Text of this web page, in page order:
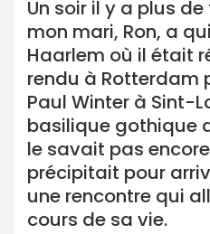
Un soir il y a plus
mon mari, Ron, a
Haarlem où il était
rendu à Rotterdam
Paul Winter à Sint-
basilique gothique
le savait pas
précipitait pour
une rencontre qui
cours de sa vie.